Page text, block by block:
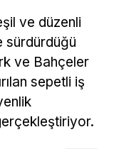
ve düzenli
sürdürdüğü
ve Bahçeler
sepetli iş